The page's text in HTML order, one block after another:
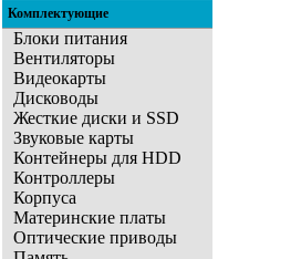
Комплектующие
Блоки питания
Вентиляторы
Видеокарты
Дисководы
Жесткие диски и SSD
Звуковые карты
Контейнеры для HDD
Контроллеры
Корпуса
Материнские платы
Оптические приводы